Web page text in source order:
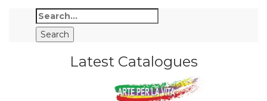
Latest Catalogues